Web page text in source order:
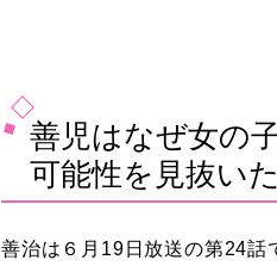
善児はなぜ女の
可能性を見抜い
善治は６月19日放送の第24話